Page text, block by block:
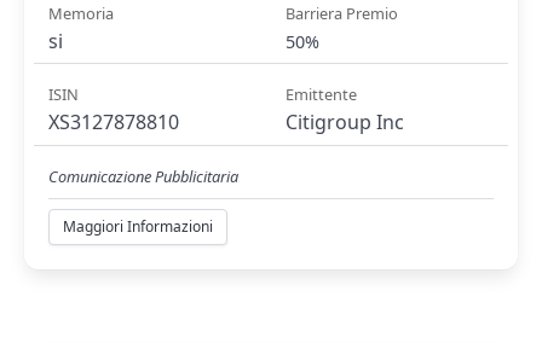
Memoria
si
Barriera Premio
50%
ISIN
XS3127878810
Emittente
Citigroup Inc
Comunicazione Pubblicitaria
Maggiori Informazioni